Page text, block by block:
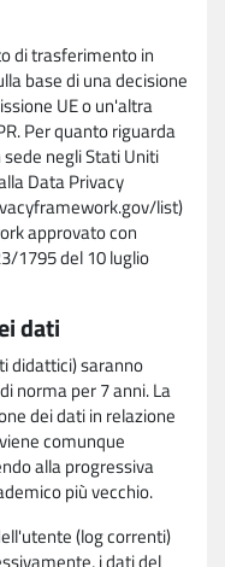
di trasferimento in
base di una decisione
UE o un'altra
Per quanto riguarda
negli Stati Uniti
Data Privacy
list)
approvato con
1795 del 10 luglio
dati
didattici) saranno
norma per 7 anni. La
dei dati in relazione
comunque
alla progressiva
più vecchio.
(log correnti)
i dati del